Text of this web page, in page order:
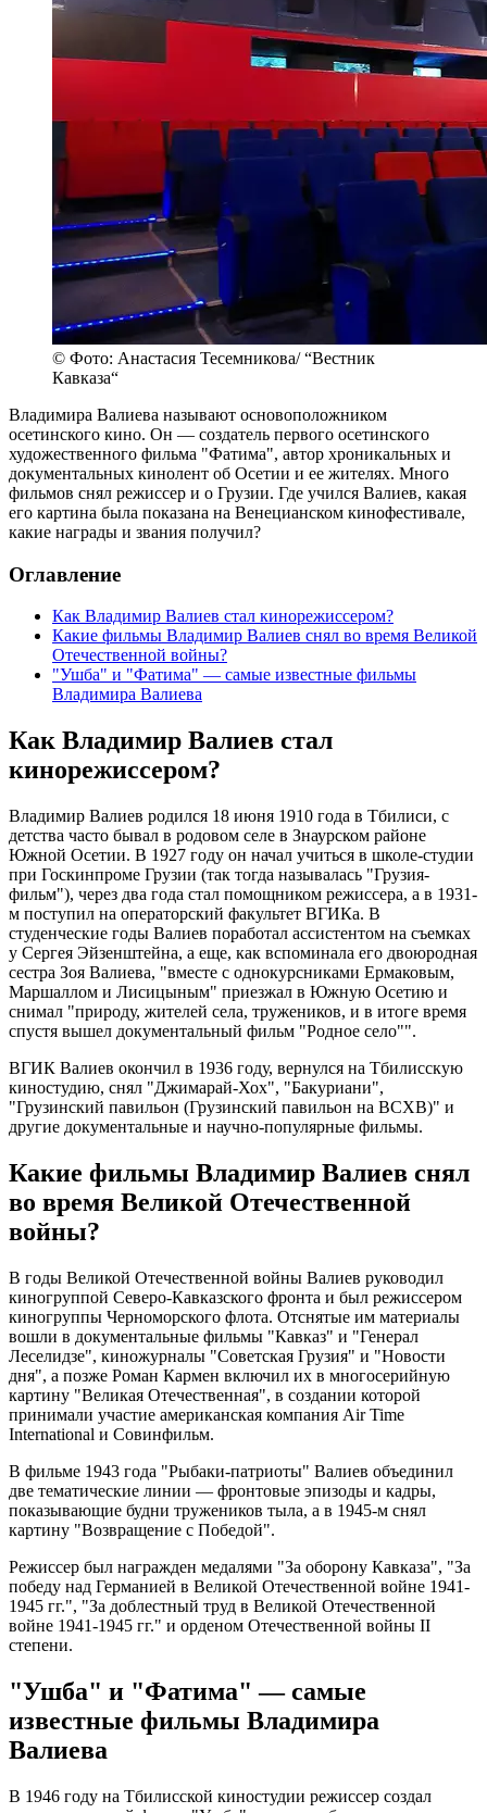
© Фото: Анастасия Тесемникова/ “Вестник
Кавказа“
Владимира Валиева называют основоположником
осетинского кино. Он — создатель первого осетинского
художественного фильма "Фатима", автор хроникальных и
документальных кинолент об Осетии и ее жителях. Много
фильмов снял режиссер и о Грузии. Где учился Валиев, какая
его картина была показана на Венецианском кинофестивале,
какие награды и звания получил?
Оглавление
Как Владимир Валиев стал кинорежиссером?
Какие фильмы Владимир Валиев снял во время Великой
Отечественной войны?
"Ушба" и "Фатима" — самые известные фильмы
Владимира Валиева
Как Владимир Валиев стал
кинорежиссером?
Владимир Валиев родился 18 июня 1910 года в Тбилиси, с
детства часто бывал в родовом селе в Знаурском районе
Южной Осетии. В 1927 году он начал учиться в школе-студии
при Госкинпроме Грузии (так тогда называлась "Грузия-
фильм"), через два года стал помощником режиссера, а в 1931-
м поступил на операторский факультет ВГИКа. В
студенческие годы Валиев поработал ассистентом на съемках
у Сергея Эйзенштейна, а еще, как вспоминала его двоюродная
сестра Зоя Валиева, "вместе с однокурсниками Ермаковым,
Маршаллом и Лисицыным" приезжал в Южную Осетию и
снимал "природу, жителей села, тружеников, и в итоге время
спустя вышел документальный фильм "Родное село"".
ВГИК Валиев окончил в 1936 году, вернулся на Тбилисскую
киностудию, снял "Джимарай-Хох", "Бакуриани",
"Грузинский павильон (Грузинский павильон на ВСХВ)" и
другие документальные и научно-популярные фильмы.
Какие фильмы Владимир Валиев снял
во время Великой Отечественной
войны?
В годы Великой Отечественной войны Валиев руководил
киногруппой Северо-Кавказского фронта и был режиссером
киногруппы Черноморского флота. Отснятые им материалы
вошли в документальные фильмы "Кавказ" и "Генерал
Леселидзе", киножурналы "Советская Грузия" и "Новости
дня", а позже Роман Кармен включил их в многосерийную
картину "Великая Отечественная", в создании которой
принимали участие американская компания Air Time
International и Совинфильм.
В фильме 1943 года "Рыбаки-патриоты" Валиев объединил
две тематические линии — фронтовые эпизоды и кадры,
показывающие будни тружеников тыла, а в 1945-м снял
картину "Возвращение с Победой".
Режиссер был награжден медалями "За оборону Кавказа", "За
победу над Германией в Великой Отечественной войне 1941-
1945 гг.", "За доблестный труд в Великой Отечественной
войне 1941-1945 гг." и орденом Отечественной войны II
степени.
"Ушба" и "Фатима" — самые
известные фильмы Владимира
Валиева
В 1946 году на Тбилисской киностудии режиссер создал